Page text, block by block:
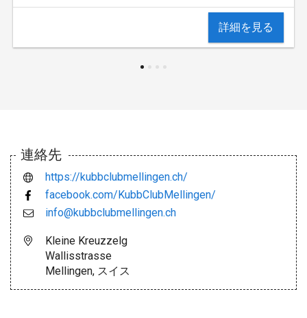
詳細を見る
連絡先
https://kubbclubmellingen.ch/
facebook.com/KubbClubMellingen/
info@kubbclubmellingen.ch
Kleine Kreuzzelg
Wallisstrasse
Mellingen, スイス